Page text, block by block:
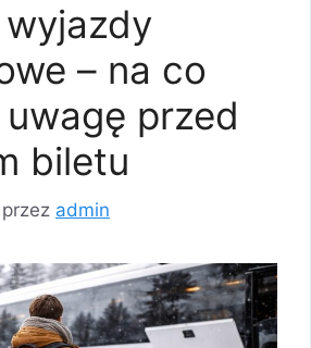
– na co
przed
biletu
przez admin